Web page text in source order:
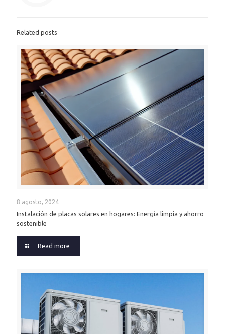
Related posts
8 agosto, 2024
Instalación de placas solares en hogares: Energía limpia y ahorro
sostenible
Read more